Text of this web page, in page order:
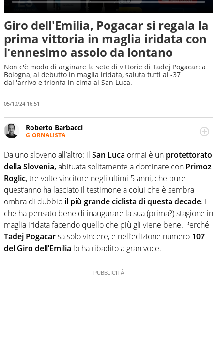
Giro dell'Emilia, Pogacar si regala la
prima vittoria in maglia iridata con
l'ennesimo assolo da lontano
Non c'è modo di arginare la sete di vittorie di Tadej Pogacar: a
Bologna, al debutto in maglia iridata, saluta tutti ai -37
dall'arrivo e trionfa in cima al San Luca.
05/10/24 16:51
Roberto Barbacci
GIORNALISTA
Giornalista (pubblicista) sportivo a tutto campo, è il
tuttologo di Virgilio Sport. Provate a chiedergli di boxe, di
scherma, di volley o di curling: ve ne farà innamorare
Da uno sloveno all’altro: il San Luca ormai è un protettorato
della Slovenia,abituata solitamente a dominare con Primoz
Roglic, tre volte vincitore negli ultimi 5 anni, che pure
quest’anno ha lasciato il testimone a colui che è sembra
ombra di dubbio il più grande ciclista di questa decade. E
che ha pensato bene di inaugurare la sua (prima?) stagione in
maglia iridata facendo quello che più gli viene bene. Perché
Tadej Pogacarsa solo vincere, e nell’edizione numero 107
del Giro dell’Emilia lo ha ribadito a gran voce.